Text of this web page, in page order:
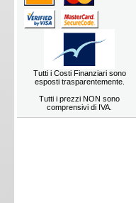
Tutti i Costi Finanziari sono
esposti trasparentemente.
Tutti i prezzi NON sono
comprensivi di IVA.